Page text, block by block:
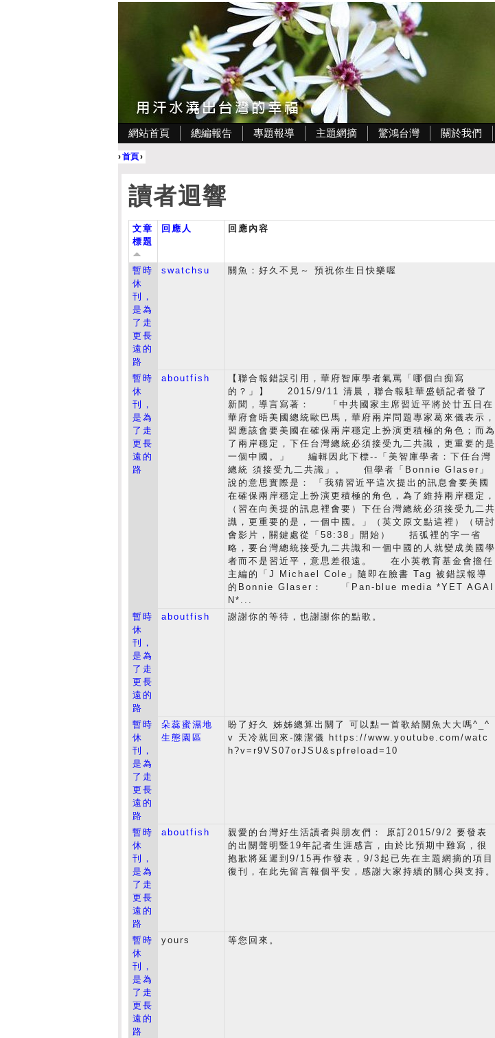
網站首頁 總編報告 專題報導 主題網摘 驚鴻台灣 關於我們
›首頁›
讀者迴響
文章
標題
回應人 回應內容
暫時
休
刊，
是為
了走
更長
遠的
路
swatchsu 關魚：好久不見～ 預祝你生日快樂喔
暫時
休
刊，
是為
了走
更長
遠的
路
aboutfish
【聯合報錯誤引用，華府智庫學者氣罵「哪個白痴寫
的？」】 2015/9/11 清晨，聯合報駐華盛頓記者發了
新聞，導言寫著： 「中共國家主席習近平將於廿五日在
華府會晤美國總統歐巴馬，華府兩岸問題專家葛來儀表示，
習應該會要美國在確保兩岸穩定上扮演更積極的角色；而為
了兩岸穩定，下任台灣總統必須接受九二共識，更重要的是
一個中國。」 編輯因此下標--「美智庫學者：下任台灣
總統 須接受九二共識」。 但學者「Bonnie Glaser」
說的意思實際是： 「我猜習近平這次提出的訊息會要美國
在確保兩岸穩定上扮演更積極的角色，為了維持兩岸穩定，
（習在向美提的訊息裡會要）下任台灣總統必須接受九二共
識，更重要的是，一個中國。」（英文原文點這裡）（研討
會影片，關鍵處從「58:38」開始） 括弧裡的字一省
略，要台灣總統接受九二共識和一個中國的人就變成美國學
者而不是習近平，意思差很遠。 在小英教育基金會擔任
主編的「J Michael Cole」隨即在臉書 Tag 被錯誤報導
的Bonnie Glaser： 「Pan-blue media *YET AGAI
N*...
暫時
休
刊，
是為
了走
更長
遠的
路
aboutfish 謝謝你的等待，也謝謝你的點歌。
暫時
休
刊，
是為
了走
更長
遠的
路
朵蕊蜜濕地
生態園區
盼了好久 姊姊總算出關了 可以點一首歌給關魚大大嗎^_^
v 天冷就回來-陳潔儀 https://www.youtube.com/watc
h?v=r9VS07orJSU&spfreload=10
暫時
休
刊，
是為
了走
更長
遠的
路
aboutfish
親愛的台灣好生活讀者與朋友們： 原訂2015/9/2 要發表
的出關聲明暨19年記者生涯感言，由於比預期中難寫，很
抱歉將延遲到9/15再作發表，9/3起已先在主題網摘的項目
復刊，在此先留言報個平安，感謝大家持續的關心與支持。
暫時
休
刊，
是為
了走
更長
遠的
路
yours 等您回來。